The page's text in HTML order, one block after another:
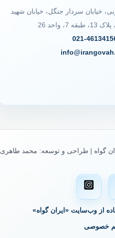
خیابان سردار جنگل، خیابان شهید
26
46134156-
از وب‌سایت «ایران گواه»
خصوصی